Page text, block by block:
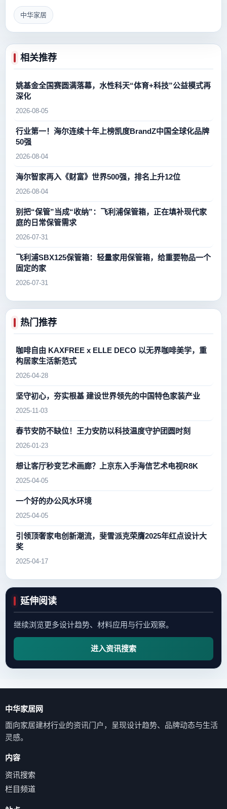
中华家居
相关推荐
姚基金全国赛圆满落幕，水性科天“体育+科技”公益模式再
深化
2026-08-05
行业第一！海尔连续十年上榜凯度BrandZ中国全球化品牌
50强
2026-08-04
海尔智家再入《财富》世界500强，排名上升12位
2026-08-04
别把“保管”当成“收纳”：飞利浦保管箱，正在填补现代家
庭的日常保管需求
2026-07-31
飞利浦SBX125保管箱：轻量家用保管箱，给重要物品一个
固定的家
2026-07-31
热门推荐
咖啡自由 KAXFREE x ELLE DECO 以无界咖啡美学，重
构居家生活新范式
2026-04-28
坚守初心，夯实根基 建设世界领先的中国特色家装产业
2025-11-03
春节安防不缺位！王力安防以科技温度守护团圆时刻
2026-01-23
想让客厅秒变艺术画廊？上京东入手海信艺术电视R8K
2025-04-05
一个好的办公风水环境
2025-04-05
引领顶奢家电创新潮流，斐雪派克荣膺2025年红点设计大
奖
2025-04-17
延伸阅读
继续浏览更多设计趋势、材料应用与行业观察。
进入资讯搜索
中华家居网
面向家居建材行业的资讯门户，呈现设计趋势、品牌动态与生活
灵感。
内容
资讯搜索
栏目频道